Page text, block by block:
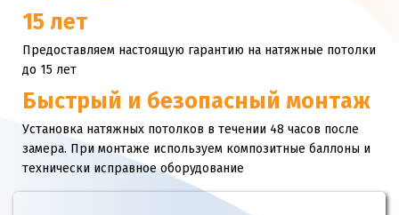
15 лет
Предоставляем настоящую гарантию на натяжные потолки
до 15 лет
Быстрый и безопасный монтаж
Установка натяжных потолков в течении 48 часов после
замера. При монтаже используем композитные баллоны и
технически исправное оборудование